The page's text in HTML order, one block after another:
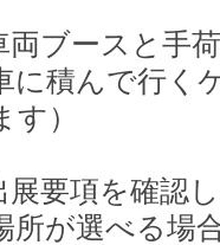
両ブースと手
に積んで行
す）
展要項を確認
所が選べる場